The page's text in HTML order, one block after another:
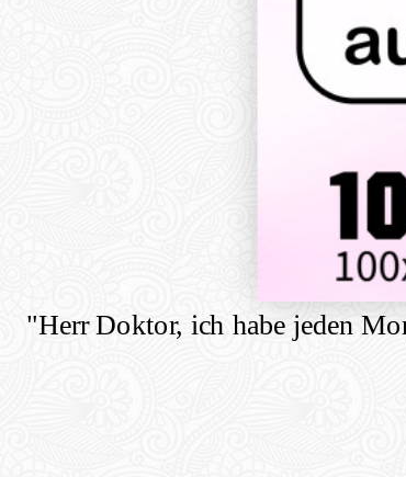
"Herr Doktor, ich habe jeden